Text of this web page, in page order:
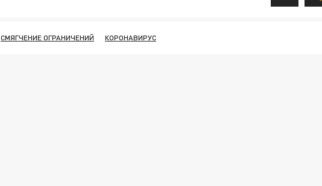
СМЯГЧЕНИЕ ОГРАНИЧЕНИЙ КОРОНАВИРУС